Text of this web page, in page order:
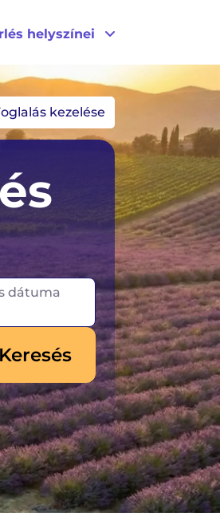
helyszínei
kezelése
dátuma
Keresés